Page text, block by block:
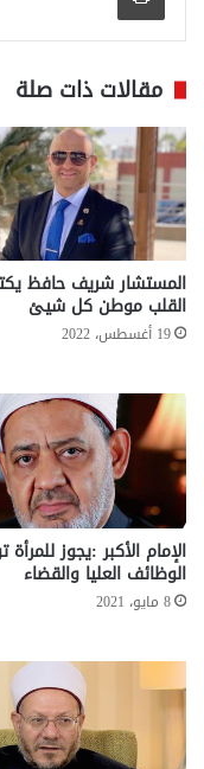
مقالات ذات صلة
المستشار شريف حافظ
القلب موطن كل شيئ
19 أغسطس، 2022
الإمام الأكبر :يجوز للمرأة
الوظائف العليا والقضاء
8 مايو، 2021